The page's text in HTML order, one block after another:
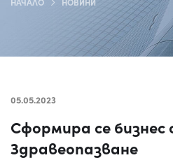
05.05.2023
Сформира се бизнес
Здравеопазване